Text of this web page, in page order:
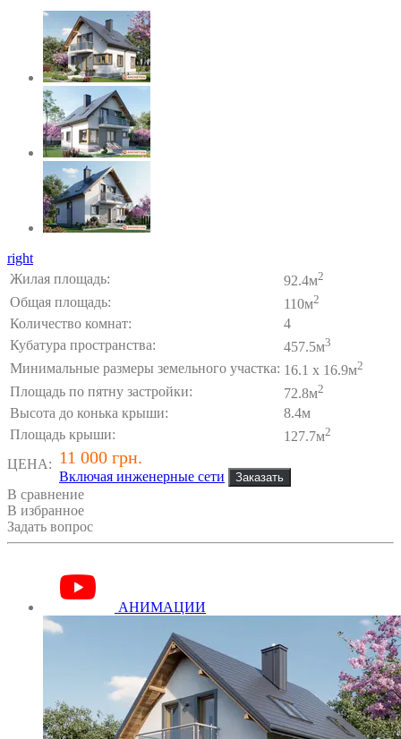
right
Жилая площадь:
92.4м2
Общая площадь: 110м2
Количество комнат:
4
Кубатура пространства:
457.5м3
Минимальные размеры земельного участка: 16.1 x 16.9м2
Площадь по пятну застройки: 72.8м2
Высота до конька крыши:
8.4м
Площадь крыши:
127.7м2
ЦЕНА: 11 000 грн.
Включая инженерные сети
В сравнение
В избранное
Задать вопрос
АНИМАЦИИ